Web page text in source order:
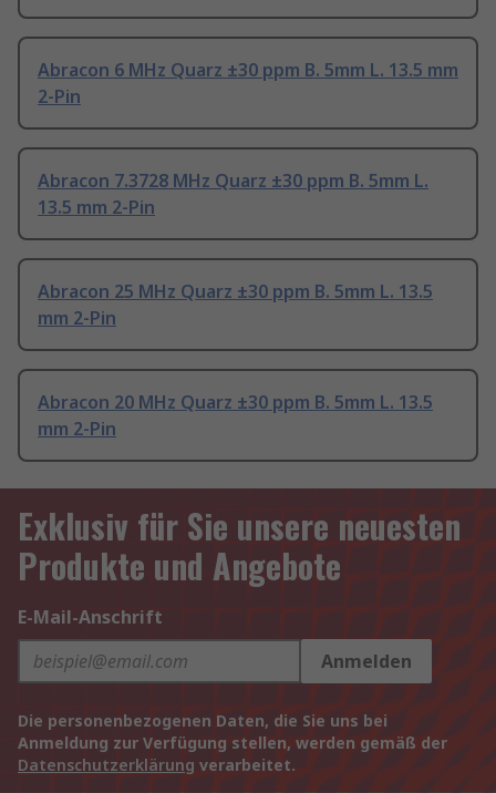
Abracon 6 MHz Quarz ±30 ppm B. 5mm L. 13.5 mm
2-Pin
Abracon 7.3728 MHz Quarz ±30 ppm B. 5mm L.
13.5 mm 2-Pin
Abracon 25 MHz Quarz ±30 ppm B. 5mm L. 13.5
mm 2-Pin
Abracon 20 MHz Quarz ±30 ppm B. 5mm L. 13.5
mm 2-Pin
Exklusiv für Sie unsere neuesten
Produkte und Angebote
E-Mail-Anschrift
Anmelden
Die personenbezogenen Daten, die Sie uns bei
Anmeldung zur Verfügung stellen, werden gemäß der
Datenschutzerklärung verarbeitet.